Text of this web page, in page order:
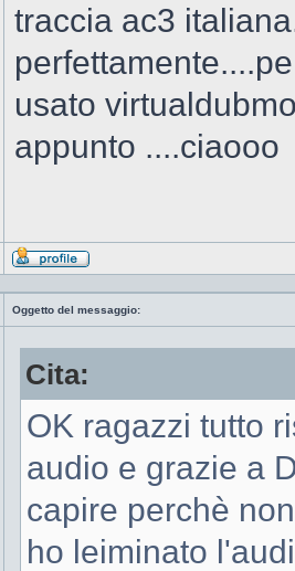
traccia ac3
usato
appunto ....ciaooo
Profilo
Oggetto del messaggio:
Cita:
OK ragazzi tutto
audio e grazie a
capire perchè
ho leiminato